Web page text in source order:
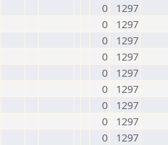
0
1297
0
1297
0
1297
0
1297
0
1297
0
1297
0
1297
0
1297
0
1297